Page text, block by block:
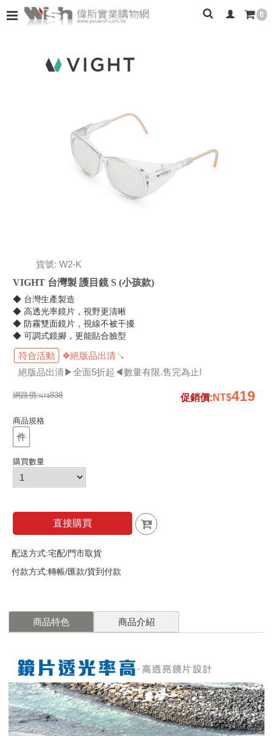
0
貨號: W2-K
VIGHT 台灣製 護目鏡 S (小孩款)
◆ 台灣生產製造
◆ 高透光率鏡片，視野更清晰
◆ 防霧雙面鏡片，視線不被干擾
◆ 可調式鏡腳，更能貼合臉型
符合活動
❖絕版品出清↘
絕版品出清▶全面5折起◀數量有限.售完為止!
網路價: 838 促銷價: 419
商品規格
件
購買數量
直接購買
配送方式:宅配/門市取貨
付款方式:轉帳/匯款/貨到付款
商品特色 商品介紹